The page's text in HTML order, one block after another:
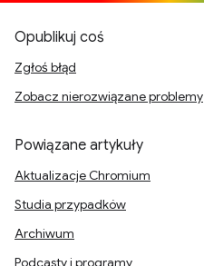
Opublikuj coś
Zgłoś błąd
Zobacz nierozwiązane problemy
Powiązane artykuły
Aktualizacje Chromium
Studia przypadków
Archiwum
Podcasty i programy